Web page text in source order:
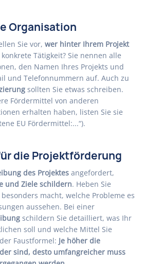
Organisation
Sie vor, wer hinter Ihrem Projekt
Tätigkeit? Sie nennen alle
den Namen Ihres Projekts und
und Telefonnummern auf. Auch zu
sollten Sie etwas schreiben.
Fördermittel von anderen
erhalten haben, listen Sie sie
EU Fördermittel:...“).
die Projektförderung
des Projektes angefordert,
und Ziele schildern. Heben Sie
macht, welche Probleme es
aussehen. Bei einer
schildern Sie detailliert, was Ihr
soll und welche Mittel Sie
Faustformel: Je höher die
sind, desto umfangreicher muss